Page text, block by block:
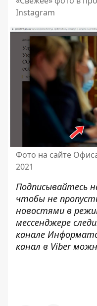
Instagram
Фото на сайте
2021
Подписывайтесь
чтобы не
новостями в
мессенджере
канале
канал в Viber